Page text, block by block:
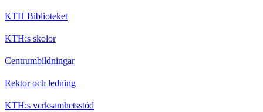
KTH Biblioteket
KTH:s skolor
Centrumbildningar
Rektor och ledning
KTH:s verksamhetsstöd